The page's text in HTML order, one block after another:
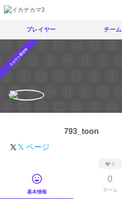
プレイヤー チーム
スカウト受付中
793_toon
𝕏 ページ
基本情報
0
0
チーム